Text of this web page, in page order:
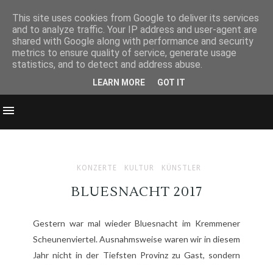
KONZERTE KULTUR KÜNSTLER
BLUESNACHT 2017
Gestern war mal wieder Bluesnacht im Kremmener
Scheunenviertel. Ausnahmsweise waren wir in diesem
Jahr nicht in der Tiefsten Provinz zu Gast, sondern
This site uses cookies from Google to deliver its services
and to analyze traffic. Your IP address and user-agent are
shared with Google along with performance and security
metrics to ensure quality of service, generate usage
statistics, and to detect and address abuse.
LEARN MORE GOT IT